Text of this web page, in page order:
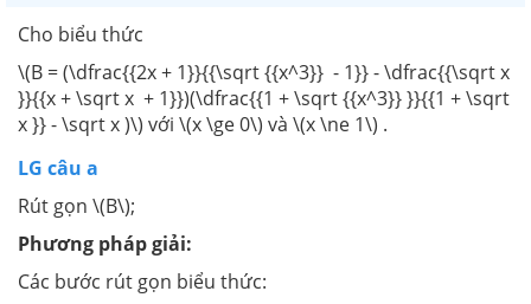
Cho biểu thức
\(B = (\dfrac{{2x + 1}}{{\sqrt {{x^3}} - 1}} - \dfrac{{\sqrt x
}}{{x + \sqrt x + 1}})(\dfrac{{1 + \sqrt {{x^3}} }}{{1 + \sqrt
x }} - \sqrt x )\) với \(x \ge 0\) và \(x \ne 1\) .
LG câu a
Rút gọn \(B\);
Phương pháp giải:
Các bước rút gọn biểu thức: